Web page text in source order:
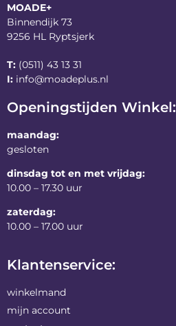
MOADE+
Binnendijk 73
9256 HL Ryptsjerk
T: (0511) 43 13 31
I: info@moadeplus.nl
Openingstijden Winkel:
maandag:
gesloten
dinsdag tot en met vrijdag:
10.00 – 17.30 uur
zaterdag:
10.00 – 17.00 uur
Klantenservice:
winkelmand
mijn account